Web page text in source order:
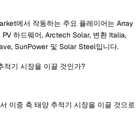
에서 작동하는 주요 플레이어는 Array
PV 하드웨어, Arctech Solar, 변환 Italia,
SunPower 및 Solar Steel입니다.
적기 시장을 이끌 것인가?
이중 축 태양 추적기 시장을 이끌 것으로